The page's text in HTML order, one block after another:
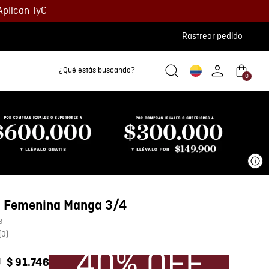
TyC
Rastrear pedido
¿Qué estás buscando?
0
Femenina Manga 3/4
(0)
$ 91.746